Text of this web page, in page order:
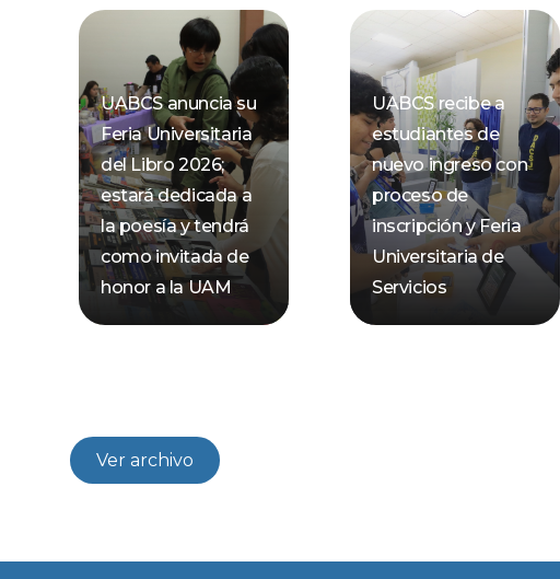
UABCS anuncia su
Feria Universitaria
del Libro 2026;
estará dedicada a
la poesía y tendrá
como invitada de
honor a la UAM
UABCS recibe a
estudiantes de
nuevo ingreso con
proceso de
inscripción y Feria
Universitaria de
Servicios
Ver archivo